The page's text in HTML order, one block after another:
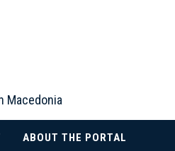
Macedonia
ABOUT THE PORTAL